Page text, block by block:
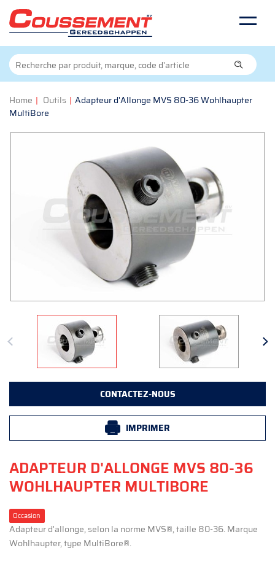
Home | Outils | Adapteur d'Allonge MVS 80-36 Wohlhaupter
MultiBore
CONTACTEZ-NOUS
IMPRIMER
ADAPTEUR D'ALLONGE MVS 80-36
WOHLHAUPTER MULTIBORE
Occasion
Adapteur d'allonge, selon la norme MVS®, taille 80-36. Marque
Wohlhaupter, type MultiBore®.